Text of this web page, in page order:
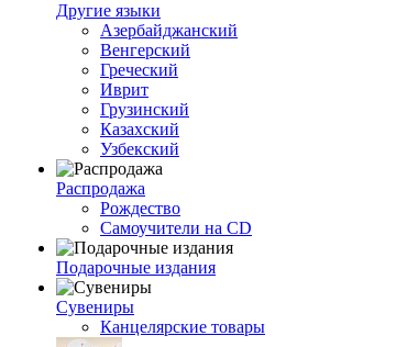
Другие языки
Азербайджанский
Венгерский
Греческий
Иврит
Грузинский
Казахский
Узбекский
Распродажа
Рождество
Самоучители на CD
Подарочные издания
Сувениры
Канцелярские товары